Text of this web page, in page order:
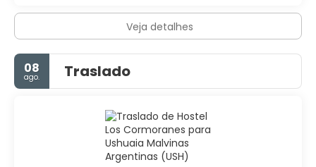
Veja detalhes
08
ago. Traslado